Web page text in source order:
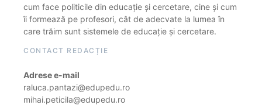
cum face politicile din educație și cercetare, cine și cum
îi formează pe profesori, cât de adecvate la lumea în
care trăim sunt sistemele de educație și cercetare.
CONTACT REDACȚIE
Adrese e-mail
raluca.pantazi@edupedu.ro
mihai.peticila@edupedu.ro